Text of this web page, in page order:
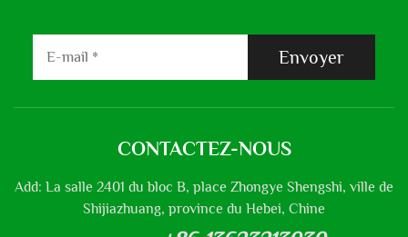
Envoyer
CONTACTEZ-NOUS
Add: La salle 2401 du bloc B, place Zhongye Shengshi, ville de
Shijiazhuang, province du Hebei, Chine